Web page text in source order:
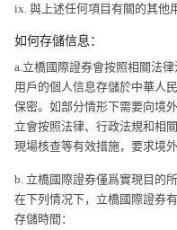
ix. 與上述任何項目有關的其他
如何存儲信息：
a.立橋國際證券會按照相關法
用戶的個人信息存儲於中華人
保密。如部分情形下需要向境
立會按照法律、行政法規和相
現場核查等有效措施，要求境
b. 立橋國際證券僅爲實現目的
在下列情况下，立橋國際證券
存儲時間：